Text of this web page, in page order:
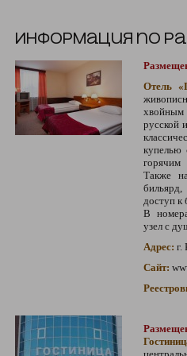
Информация по
Отель
русской
купелью
горячим
Также
доступ к
В
узел с
Адрес: г.
Сайт: